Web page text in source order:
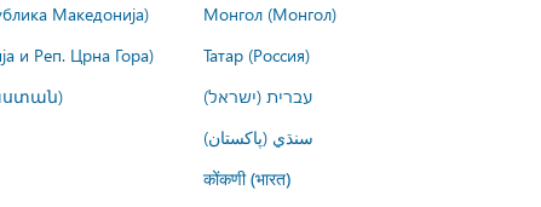
Македонија) Монгол (Монгол)
и Реп. Црна Гора) Татар (Россия)
עברית (ישראל)
سنڌي (پاکستان)
कोंकणी (भारत)